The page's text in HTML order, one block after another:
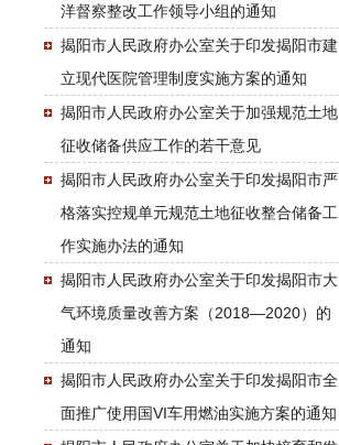
洋督察整改工作领导小组的通知
揭阳市人民政府办公室关于印发揭阳市建
立现代医院管理制度实施方案的通知
揭阳市人民政府办公室关于加强规范土地
征收储备供应工作的若干意见
揭阳市人民政府办公室关于印发揭阳市严
格落实控规单元规范土地征收整合储备工
作实施办法的通知
揭阳市人民政府办公室关于印发揭阳市大
气环境质量改善方案（2018—2020）的
通知
揭阳市人民政府办公室关于印发揭阳市全
面推广使用国VI车用燃油实施方案的通知